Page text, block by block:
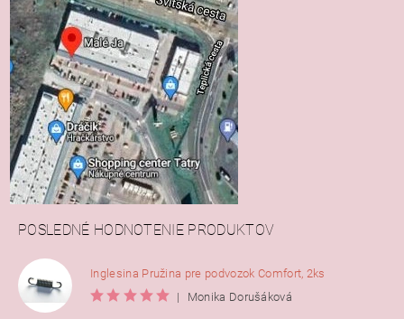
POSLEDNÉ HODNOTENIE PRODUKTOV
Inglesina Pružina pre podvozok Comfort, 2ks
|
Monika Dorušáková